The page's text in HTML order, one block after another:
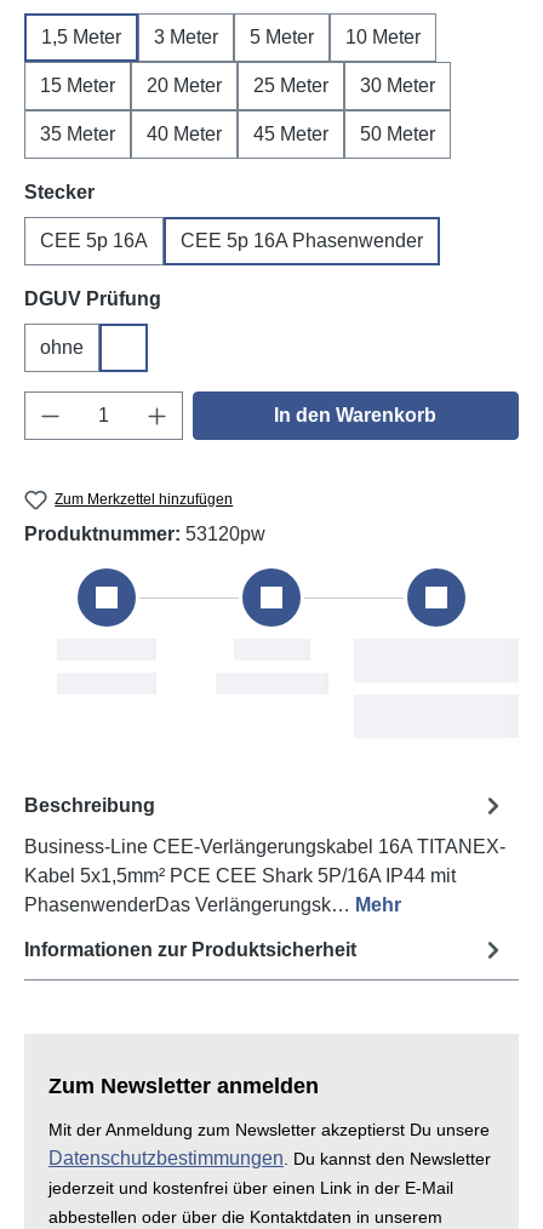
1,5 Meter 3 Meter 5 Meter 10 Meter
15 Meter 20 Meter 25 Meter 30 Meter
35 Meter 40 Meter 45 Meter 50 Meter
Steckerauswählen
CEE 5p 16A CEE 5p 16A Phasenwender
DGUV Prüfung
ohne
Produkt Anzahl: Gib den gewünschten
In den Warenkorb
Zum Merkzettel hinzufügen
Produktnummer: 53120pw
Beschreibung
Business-Line CEE-Verlängerungskabel 16A TITANEX-
Kabel 5x1,5mm² PCE CEE Shark 5P/16A IP44 mit
PhasenwenderDas Verlängerungsk… Mehr
Informationen zur Produktsicherheit
Zum Newsletter anmelden
Mit der Anmeldung zum Newsletter akzeptierst Du unsere
Datenschutzbestimmungen . Du kannst den Newsletter
jederzeit und kostenfrei über einen Link in der E-Mail
abbestellen oder über die Kontaktdaten in unserem